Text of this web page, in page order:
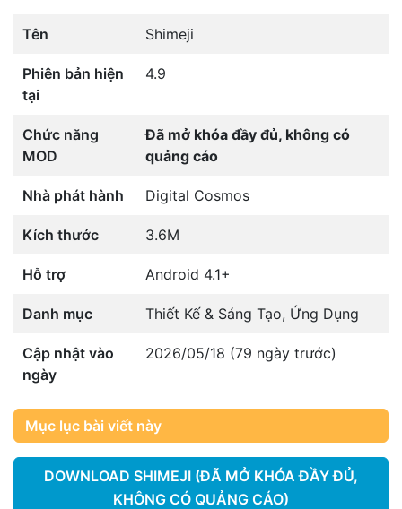
Tên Shimeji
Phiên bản hiện
tại
4.9
Chức năng
MOD
Đã mở khóa đầy đủ, không có
quảng cáo
Nhà phát hành Digital Cosmos
Kích thước 3.6M
Hỗ trợ Android 4.1+
Danh mục Thiết Kế & Sáng Tạo, Ứng Dụng
Cập nhật vào
ngày
2026/05/18 (79 ngày trước)
Mục lục bài viết này
DOWNLOAD SHIMEJI (ĐÃ MỞ KHÓA ĐẦY ĐỦ,
KHÔNG CÓ QUẢNG CÁO)